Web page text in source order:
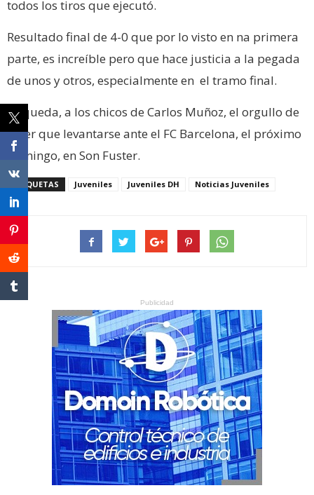
todos los tiros que ejecutó.
Resultado final de 4-0 que por lo visto en na primera
parte, es increíble pero que hace justicia a la pegada
de unos y otros, especialmente en el tramo final.
Le queda, a los chicos de Carlos Muñoz, el orgullo de
tener que levantarse ante el FC Barcelona, el próximo
domingo, en Son Fuster.
ETIQUETAS Juveniles Juveniles DH Noticias Juveniles
Publicidad